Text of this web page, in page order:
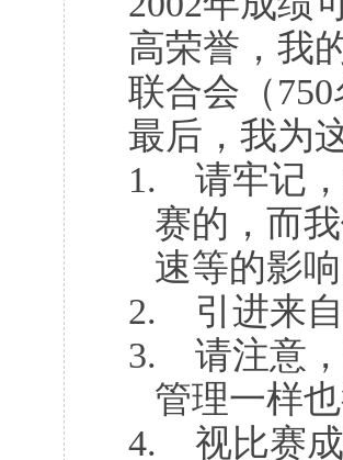
高荣誉，我
联合会（750
最后，我为
1.
请牢记
赛的，而
速等的影响
2.
引进来
3.
请注意
管理一样
4.
视比赛